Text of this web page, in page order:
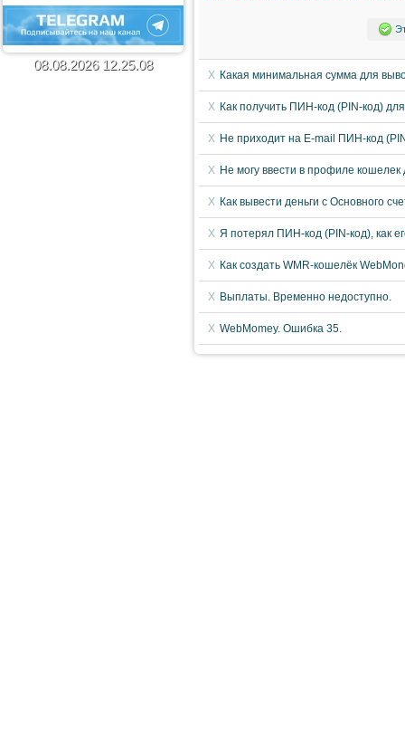
08. 08. 2026 12. 25. 09
Какая минимальная сумма для
Как получить ПИН-код (PIN-код)
Не приходит на E-mail ПИН-код
Не могу ввести в профиле кошелек
Как вывести деньги с Основного
Я потерял ПИН-код (PIN-код), как
Как создать WMR-кошелёк
Выплаты. Временно недоступно.
WebMomey. Ошибка 35.